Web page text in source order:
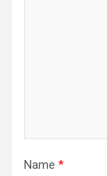
Name *